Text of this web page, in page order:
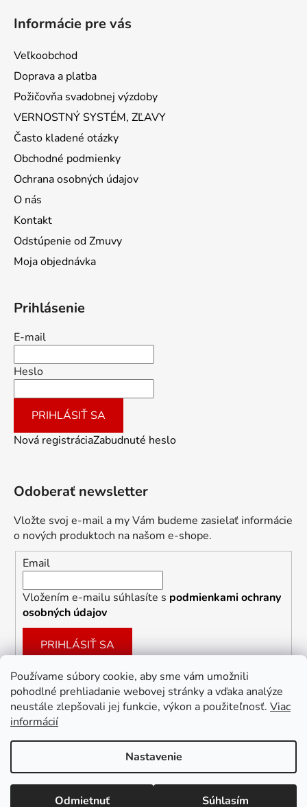
Používame súbory cookie, aby sme vám umožnili
pohodlné prehliadanie webovej stránky a vďaka analýze
neustále zlepšovali jej funkcie, výkon a použiteľnosť. Viac
informácií
Nastavenie
Odmietnuť Súhlasím
Informácie pre vás
Veľkoobchod
Doprava a platba
Požičovňa svadobnej výzdoby
VERNOSTNÝ SYSTÉM, ZĽAVY
Často kladené otázky
Obchodné podmienky
Ochrana osobných údajov
O nás
Kontakt
Odstúpenie od Zmuvy
Moja objednávka
Prihlásenie
E-mail
Heslo
PRIHLÁSIŤ SA
Nová registráciaZabudnuté heslo
Odoberať newsletter
Vložte svoj e-mail a my Vám budeme zasielať informácie
o nových produktoch na našom e-shope.
Email
Vložením e-mailu súhlasíte s podmienkami ochrany
osobných údajov
PRIHLÁSIŤ SA
Facebook
Vytvoril Shoptet